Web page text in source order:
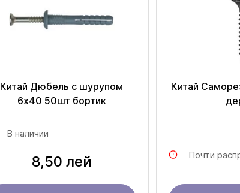
Китай Дюбель с шурупом
6х40 50шт бортик
В наличии
8,50 лей
Китай
Почти